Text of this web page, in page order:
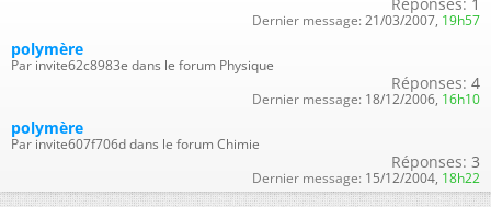
Dernier message: 21/03/2007, 19h57
polymère
Par invite62c8983e dans le forum Physique
Réponses: 4
Dernier message: 18/12/2006, 16h10
polymère
Par invite607f706d dans le forum Chimie
Réponses: 3
Dernier message: 15/12/2004, 18h22